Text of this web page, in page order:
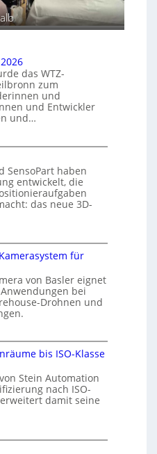
das WTZ-
zum
und
und Entwickler
und…
SensoPart haben
entwickelt, die
das neue 3D-
für
von Basler eignet
bei
Drohnen und
bis ISO-Klasse
Stein Automation
nach ISO-
damit seine